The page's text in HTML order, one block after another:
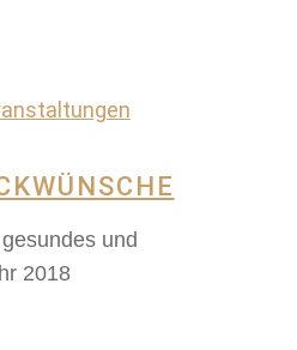
und
2018